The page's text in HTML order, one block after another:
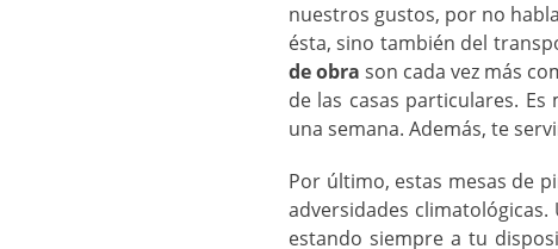
nuestros gustos, por no
ésta, sino también del
de obra son cada vez más
de las casas particulares.
una semana. Además, te
Por último, estas mesas de
adversidades
estando siempre a tu